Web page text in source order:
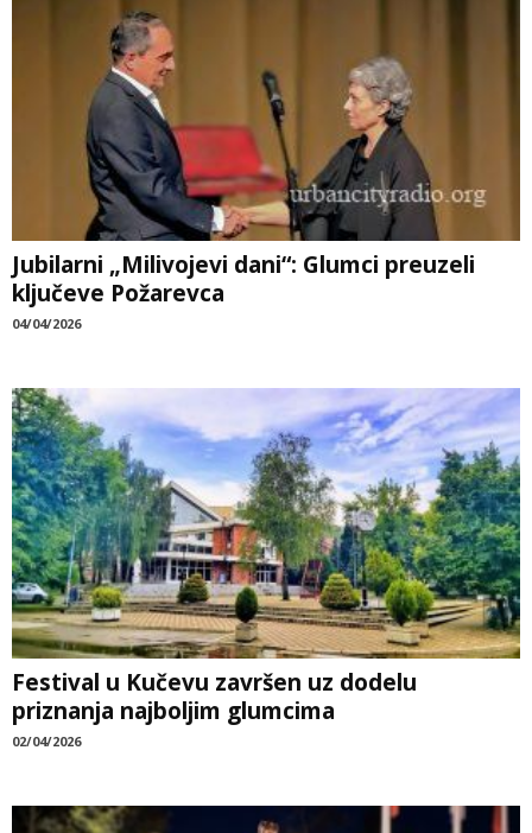
Jubilarni „Milivojevi dani“: Glumci preuzeli
ključeve Požarevca
04/04/2026
Festival u Kučevu završen uz dodelu
priznanja najboljim glumcima
02/04/2026